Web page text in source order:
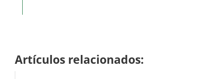
Artículos relacionados: